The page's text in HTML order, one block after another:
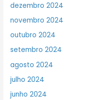
dezembro 2024
novembro 2024
outubro 2024
setembro 2024
agosto 2024
julho 2024
junho 2024